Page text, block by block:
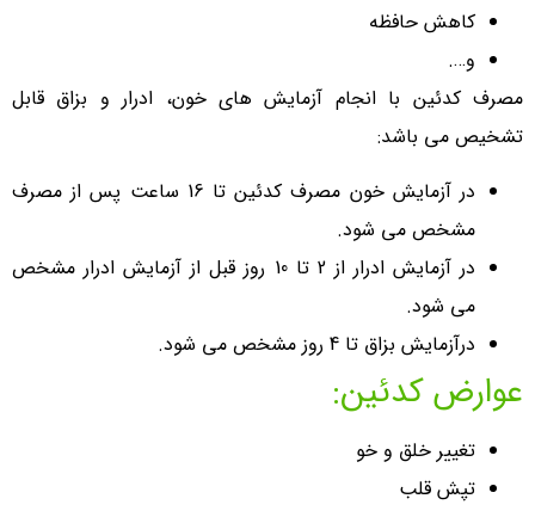
کاهش حافظه
و….
مصرف کدئین با انجام آزمایش های خون، ادرار و بزاق قابل
تشخیص می باشد:
در آزمایش خون مصرف کدئین تا 16 ساعت پس از مصرف
مشخص می شود.
در آزمایش ادرار از 2 تا 10 روز قبل از آزمایش ادرار مشخص
می شود.
درآزمایش بزاق تا 4 روز مشخص می شود.
عوارض کدئین:
تغییر خلق و خو
تپش قلب